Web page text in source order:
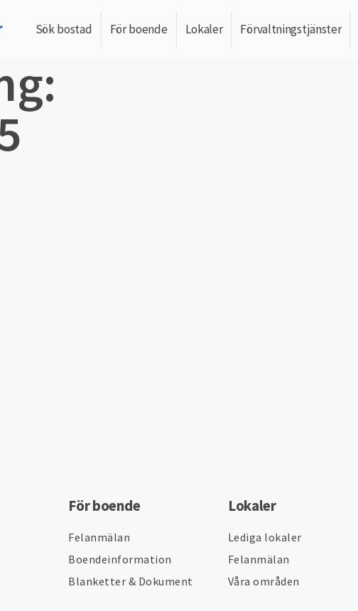
Sök bostad För boende Lokaler Förvaltningstjänster
För boende
Felanmälan
Boendeinformation
Blanketter & Dokument
Lokaler
Lediga lokaler
Felanmälan
Våra områden